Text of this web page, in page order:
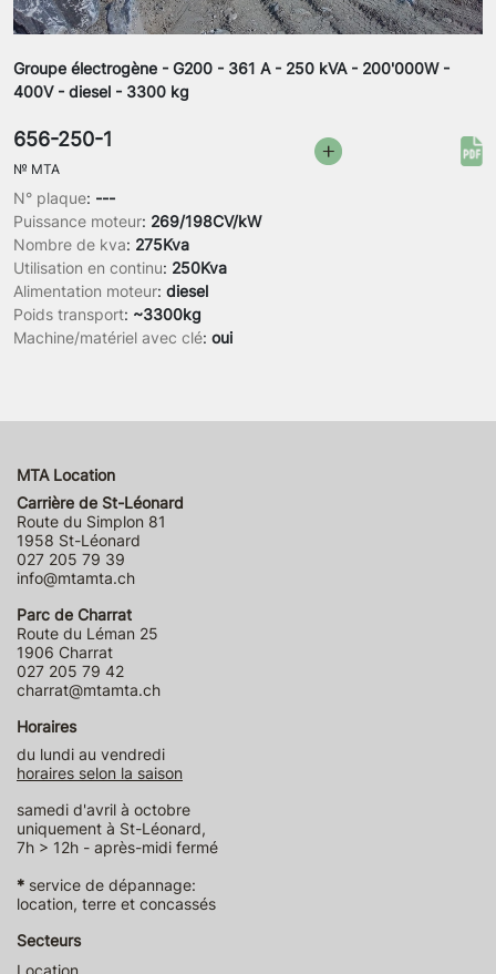
Groupe électrogène - G200 - 361 A - 250 kVA - 200'000W -
400V - diesel - 3300 kg
N° plaque: ---
Puissance moteur: 269/198CV/kW
Nombre de kva: 275Kva
Utilisation en continu: 250Kva
Alimentation moteur: diesel
Poids transport: ~3300kg
Machine/matériel avec clé: oui
656-250-1
№ MTA
MTA Location
Carrière de St-Léonard
Route du Simplon 81
1958 St-Léonard
027 205 79 39
info@mtamta.ch
Parc de Charrat
Route du Léman 25
1906 Charrat
027 205 79 42
charrat@mtamta.ch
Horaires
du lundi au vendredi
horaires selon la saison
samedi d'avril à octobre
uniquement à St-Léonard,
7h > 12h - après-midi fermé
* service de dépannage:
location, terre et concassés
Secteurs
Location